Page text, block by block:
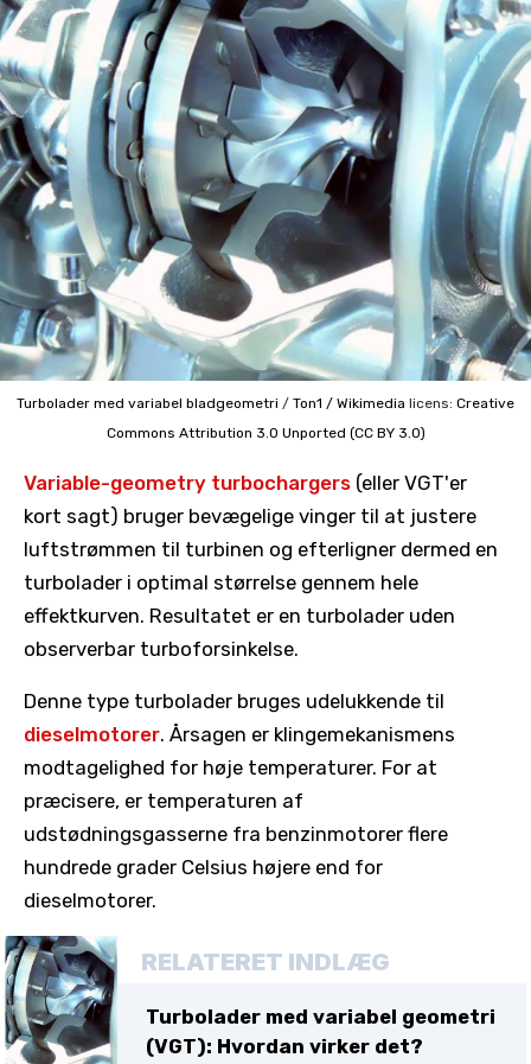
Turbolader med variabel bladgeometri / Ton1 / Wikimedia licens: Creative
Commons Attribution 3.0 Unported (CC BY 3.0)
Variable-geometry turbochargers (eller VGT'er
kort sagt) bruger bevægelige vinger til at justere
luftstrømmen til turbinen og efterligner dermed en
turbolader i optimal størrelse gennem hele
effektkurven. Resultatet er en turbolader uden
observerbar turboforsinkelse.
Denne type turbolader bruges udelukkende til
dieselmotorer. Årsagen er klingemekanismens
modtagelighed for høje temperaturer. For at
præcisere, er temperaturen af ​​
udstødningsgasserne fra benzinmotorer flere
hundrede grader Celsius højere end for
dieselmotorer.
RELATERET INDLÆG
Turbolader med variabel geometri
(VGT): Hvordan virker det?